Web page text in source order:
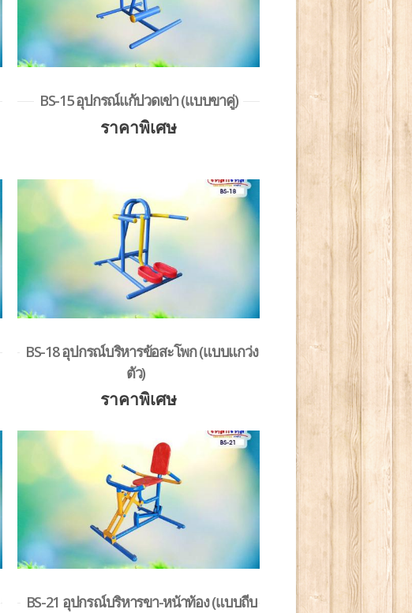
BS-15 อุปกรณ์แก้ปวดเข่า (แบบขาคู่)
ราคาพิเศษ
BS-18 อุปกรณ์บริหารข้อสะโพก (แบบแกว่ง
ตัว)
ราคาพิเศษ
BS-21 อุปกรณ์บริหารขา-หน้าท้อง (แบบถีบ